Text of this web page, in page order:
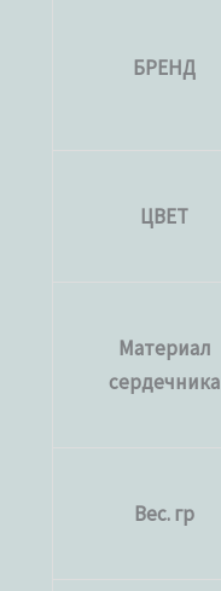
БРЕНД
ЦВЕТ
Материал
сердечника
Вес. гр